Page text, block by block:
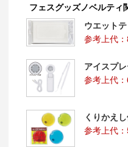
商品と購入と一緒に名
ご提案をさせていただき
納期
納期は、データ入稿→校
フェスグッズノベルティ
ウエット
参考上代
アイスプ
参考上代
くりかえ
参考上代